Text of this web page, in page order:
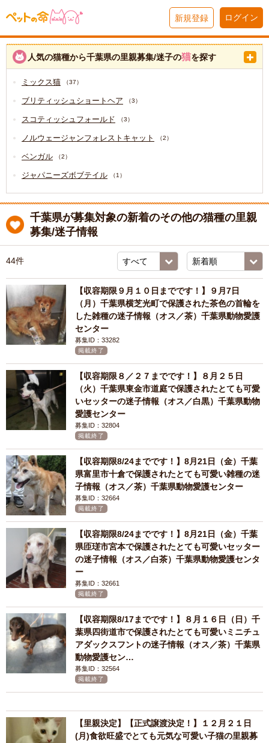
新規登録 ログイン
人気の猫種から千葉県の里親募集/迷子の猫を探す
ミックス猫 （37）
ブリティッシュショートヘア （3）
スコティッシュフォールド （3）
ノルウェージャンフォレストキャット （2）
ベンガル （2）
ジャパニーズボブテイル （1）
千葉県が募集対象の新着のその他の猫種の里親
募集/迷子情報
44件
【収容期限９月１０日までです！】９月7日
（月）千葉県横芝光町で保護された茶色の首輪を
した雑種の迷子情報（オス／茶）千葉県動物愛護
センター
募集ID：33282
掲載終了
【収容期限８／２７までです！】８月２５日
（火）千葉県東金市道庭で保護されたとても可愛
いセッターの迷子情報（オス／白黒）千葉県動物
愛護センター
募集ID：32804
掲載終了
【収容期限8/24までです！】8月21日（金）千葉
県富里市十倉で保護されたとても可愛い雑種の迷
子情報（オス／茶）千葉県動物愛護センター
募集ID：32664
掲載終了
【収容期限8/24までです！】8月21日（金）千葉
県匝瑳市宮本で保護されたとても可愛いセッター
の迷子情報（オス／白茶）千葉県動物愛護センタ
ー
募集ID：32661
掲載終了
【収容期限8/17までです！】８月１６日（日）千
葉県四街道市で保護されたとても可愛いミニチュ
アダックスフントの迷子情報（オス／茶）千葉県
動物愛護セン…
募集ID：32564
掲載終了
【里親決定】【正式譲渡決定！】１２月２１日
(月)食欲旺盛でとても元気な可愛い子猫の里親募